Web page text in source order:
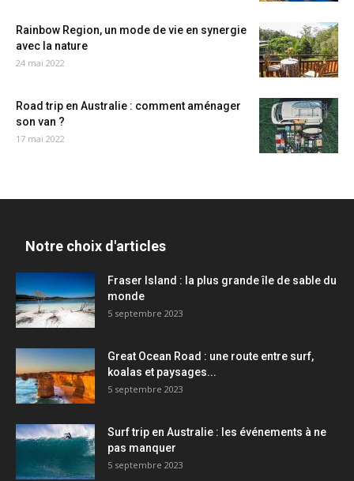
Rainbow Region, un mode de vie en synergie
avec la nature
24 mai 2022
Road trip en Australie : comment aménager
son van ?
17 mai 2022
Notre choix d'articles
Fraser Island : la plus grande île de sable du
monde
5 septembre 2023
Great Ocean Road : une route entre surf,
koalas et paysages...
5 septembre 2023
Surf trip en Australie : les événements à ne
pas manquer
5 septembre 2023